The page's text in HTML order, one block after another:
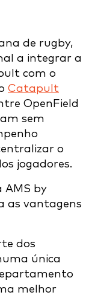
de rugby,
a integrar a
com o
Catapult
OpenField
sem
o
jogadores.
AMS by
as vantagens
dos
única
melhor